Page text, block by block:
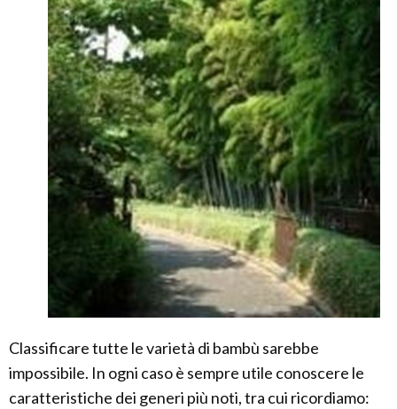
Classificare tutte le varietà di bambù sarebbe
impossibile. In ogni caso è sempre utile conoscere le
caratteristiche dei generi più noti, tra cui ricordiamo: